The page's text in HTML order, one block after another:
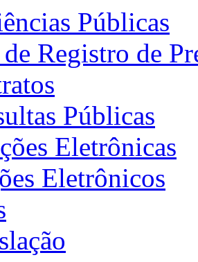
Públicas
Registro de
Públicas
Eletrônicas
Eletrônicos